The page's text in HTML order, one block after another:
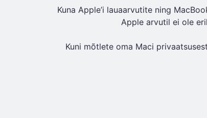
Kuna Apple’i lauaarvutite ning
Apple arvutil ei ole
Kuni mõtlete oma Maci